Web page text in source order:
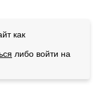
как
либо войти на